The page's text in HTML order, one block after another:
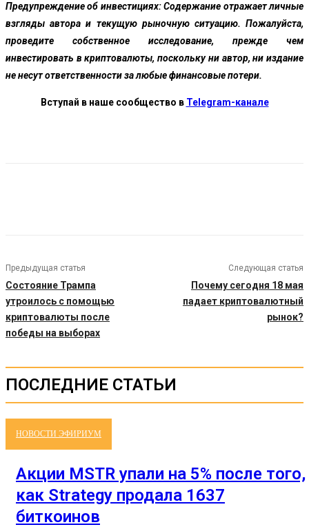
Предупреждение об инвестициях: Содержание отражает личные
взгляды автора и текущую рыночную ситуацию. Пожалуйста,
проведите собственное исследование, прежде чем
инвестировать в криптовалюты, поскольку ни автор, ни издание
не несут ответственности за любые финансовые потери.
Вступай в наше сообщество в Telegram-канале
Предыдущая статья
Состояние Трампа
утроилось с помощью
криптовалюты после
победы на выборах
Следующая статья
Почему сегодня 18 мая
падает криптовалютный
рынок?
ПОСЛЕДНИЕ СТАТЬИ
НОВОСТИ ЭФИРИУМ
Акции MSTR упали на 5% после того,
как Strategy продала 1637
биткоинов